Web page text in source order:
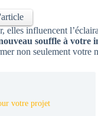
influencent
souffle à votre
non seulement votre
votre projet